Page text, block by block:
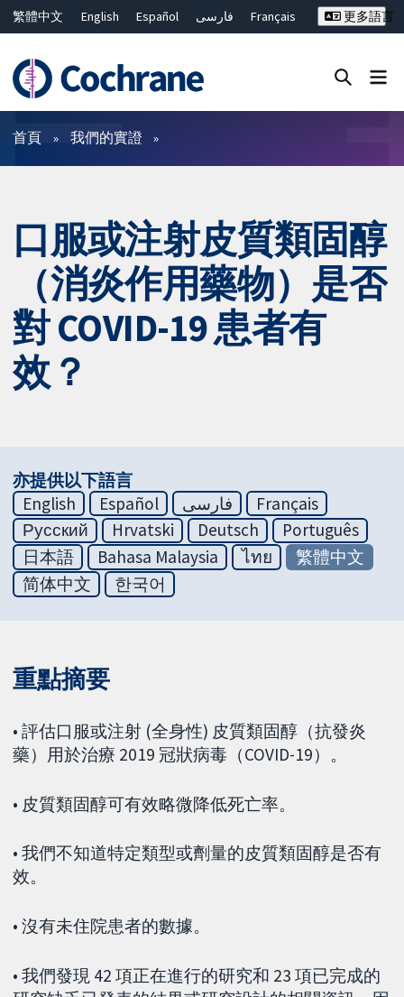
繁體中文 English Español فارسی
Français
ไทย
简体中文
更多語言
篩選條件
首頁 我們的實證
口服或注射皮質類固醇
（消炎作用藥物）是否
對 COVID-19 患者有
效？
亦提供以下語言
English
Español فارسی
Français
Русский
Hrvatski Deutsch
Português
日本語
Bahasa Malaysia ไทย
繁體中文
简体中文
한국어
重點摘要
• 評估口服或注射 (全身性) 皮質類固醇（抗發炎
藥）用於治療 2019 冠狀病毒（COVID-19）。
• 皮質類固醇可有效略微降低死亡率。
• 我們不知道特定類型或劑量的皮質類固醇是否有
效。
• 沒有未住院患者的數據。
• 我們發現 42 項正在進行的研究和 23 項已完成的